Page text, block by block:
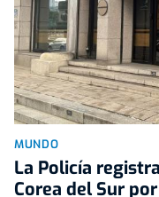
MUNDO
La Policía
Corea del Sur